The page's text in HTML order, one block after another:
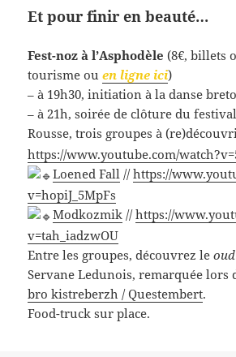
Et pour finir en beauté…
Fest-noz à l’Asphodèle (8€, billets
tourisme ouen ligne ici)
– à 19h30, initiation à la danse
– à 21h, soirée de clôture du
Rousse, trois groupes à
https://www.youtube.com/
Loened Fall //https://
v=hopiJ_5MpFs
Modkozmik //https://
v=tah_iadzwOU
Entre les groupes, découvrez leoud
Servane Ledunois, remarquée lors
bro kistreberzh / Questembert.
Food-truck sur place.